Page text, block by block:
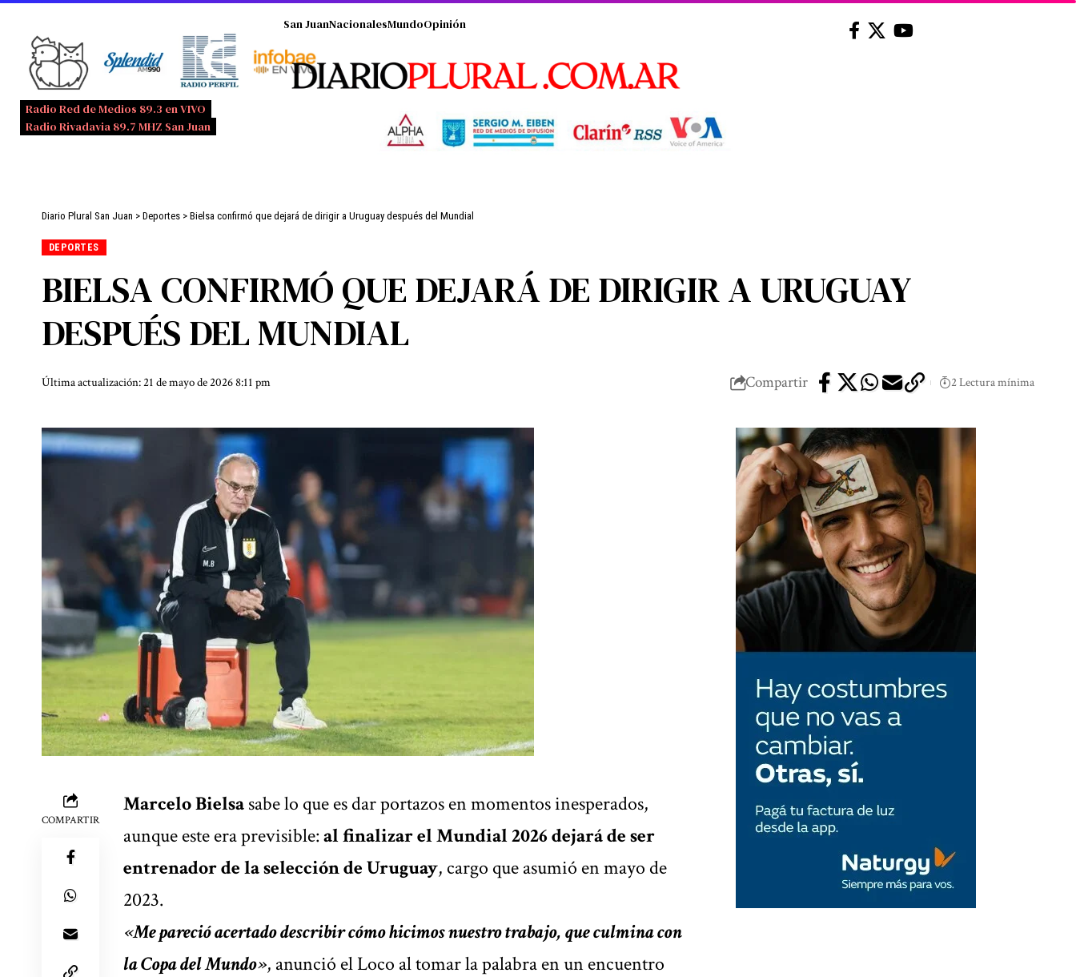
Radio Red de Medios 89.3 en VIVO
Radio Rivadavia 89.7 MHZ San Juan
San JuanNacionalesMundoOpinión
Diario Plural San Juan > Deportes > Bielsa confirmó que dejará de dirigir a Uruguay después del Mundial
DEPORTES
BIELSA CONFIRMÓ QUE DEJARÁ DE DIRIGIR A URUGUAY
DESPUÉS DEL MUNDIAL
Última actualización: 21 de mayo de 2026 8:11 pm Compartir 2 Lectura mínima
COMPARTIR
Marcelo Bielsasabe lo que es dar portazos en momentos inesperados,
aunque este era previsible:al finalizar el Mundial 2026 dejará de ser
entrenador de la selección de Uruguay, cargo que asumió en mayo de
2023.
«Me pareció acertado describir cómo hicimos nuestro trabajo, que culmina con
la Copa del Mundo», anunció el Loco al tomar la palabra en un encuentro